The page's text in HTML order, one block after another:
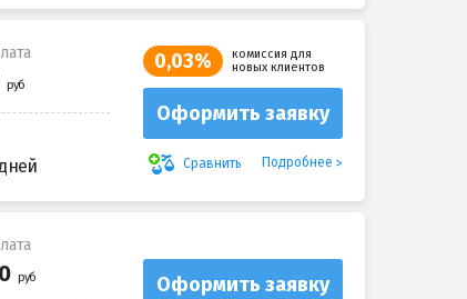
0,03%
комиссия для
новых клиентов
Оформить заявку
Сравнить Подробнее
Оформить заявку